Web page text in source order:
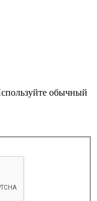
обычный